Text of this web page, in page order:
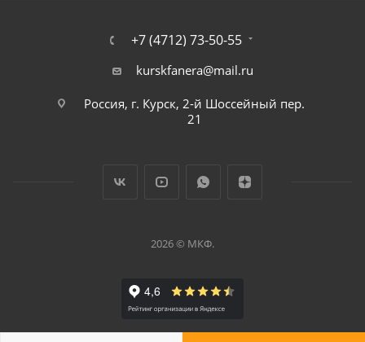
+7 (4712) 73-50-55
kurskfanera@mail.ru
Россия, г. Курск, 2-й Шоссейный пер.
21
2026 © МКФ.